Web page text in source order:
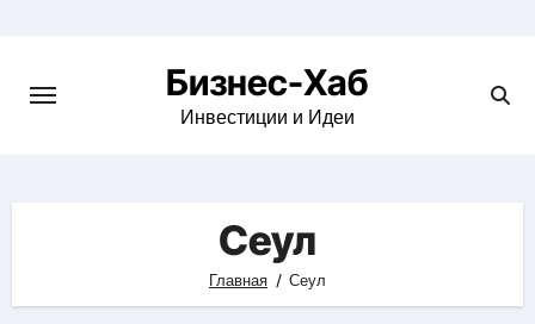
content
Бизнес-Хаб
Инвестиции и Идеи
Сеул
Главная Сеул